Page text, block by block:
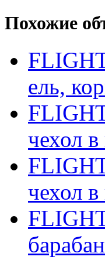
Похожие
ель,
чехол
чехол